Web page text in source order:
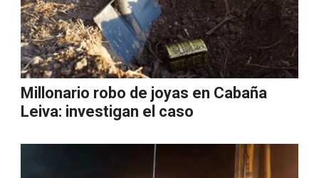
Millonario robo de joyas en Cabaña
Leiva: investigan el caso